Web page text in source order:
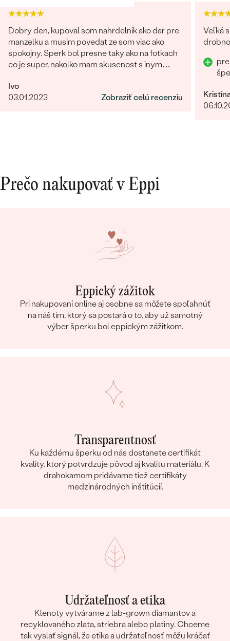
Postranné drahokamy
Diamant
POČET:
28
KARÁTOVÁ VÁHA:
0.21 ct
TVAR:
Round
Dobry den, kupoval som nahrdelnik ako dar pre
manzelku a musim povedat ze som viac ako
spokojny. Sperk bol presne taky ako na fotkach
co je super, nakolko mam skusenost s inym
giganticky a prisla "miniatura". V tomto obchode
fotka presne velkostne sedi s realitou (foto na
Ivo
03.01.2023
Zobraziť celú recenziu
Veľká
Prečo nakupovať v Eppi
Eppický zážitok
Pri nakupovaní online aj osobne sa môžete spoľahnúť
na náš tím, ktorý sa postará o to, aby už samotný
výber šperku bol eppickým zážitkom.
Transparentnosť
Ku každému šperku od nás dostanete certifikát
kvality, ktorý potvrdzuje pôvod aj kvalitu materiálu. K
drahokamom pridávame tiež certifikáty
medzinárodných inštitúcií.
Udržateľnosť a etika
Klenoty vytvárame z lab-grown diamantov a
recyklovaného zlata, striebra alebo platiny. Chceme
tak vyslať signál, že etika a udržateľnosť môžu kráčať